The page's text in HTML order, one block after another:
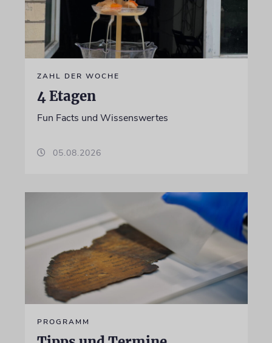
ZAHL DER WOCHE
4 Etagen
Fun Facts und Wissenswertes
05.08.2026
PROGRAMM